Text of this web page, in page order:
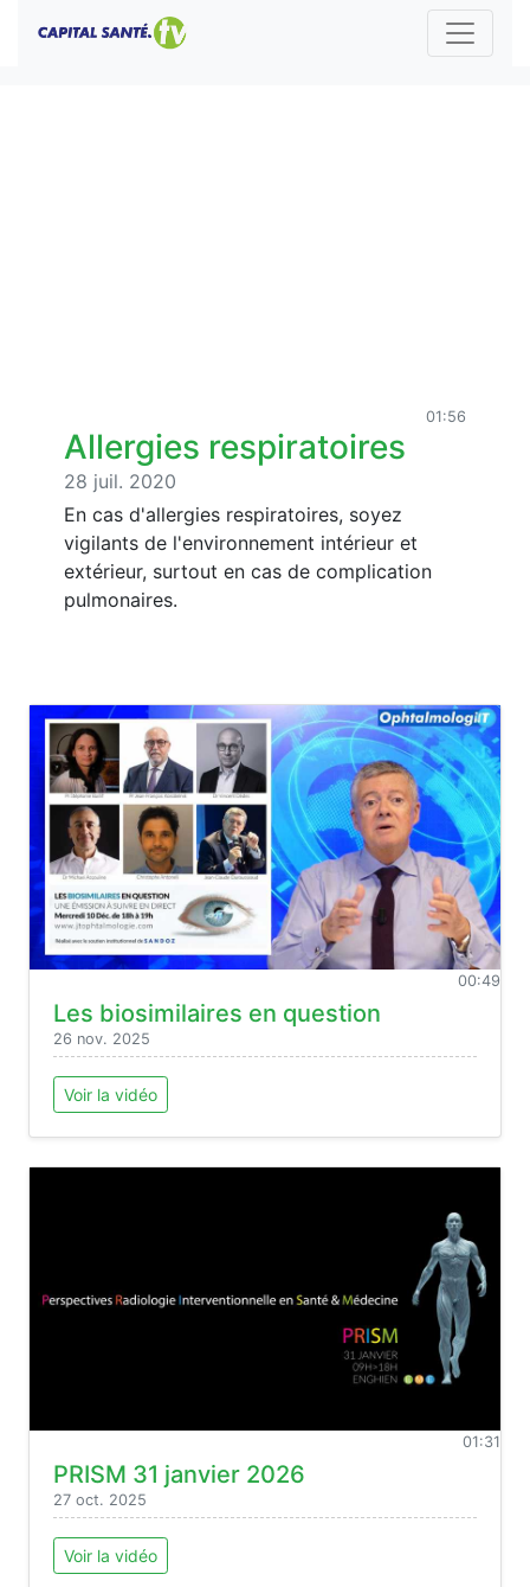
01:56
Allergies respiratoires
28 juil. 2020
En cas d'allergies respiratoires, soyez
vigilants de l'environnement intérieur et
extérieur, surtout en cas de complication
pulmonaires.
00:49
Les biosimilaires en question
26 nov. 2025
Voir la vidéo
01:31
PRISM 31 janvier 2026
27 oct. 2025
Voir la vidéo